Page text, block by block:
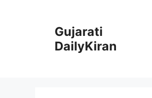
Gujarati
DailyKiran